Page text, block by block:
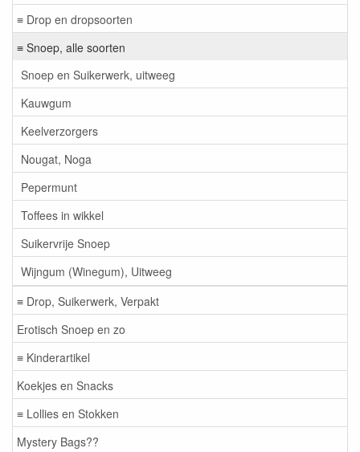
≡ Drop en dropsoorten
≡ Snoep, alle soorten
Snoep en Suikerwerk, uitweeg
Kauwgum
Keelverzorgers
Nougat, Noga
Pepermunt
Toffees in wikkel
Suikervrije Snoep
Wijngum (Winegum), Uitweeg
≡ Drop, Suikerwerk, Verpakt
Erotisch Snoep en zo
≡ Kinderartikel
Koekjes en Snacks
≡ Lollies en Stokken
Mystery Bags??